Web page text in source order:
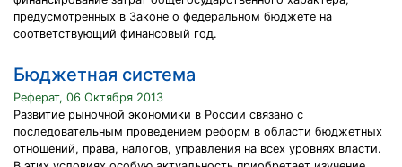
предусмотренных в Законе о федеральном бюджете на
соответствующий финансовый год.
Бюджетная система
Реферат, 06 Октября 2013
Развитие рыночной экономики в России связано с
последовательным проведением реформ в области бюджетных
отношений, права, налогов, управления на всех уровнях власти.